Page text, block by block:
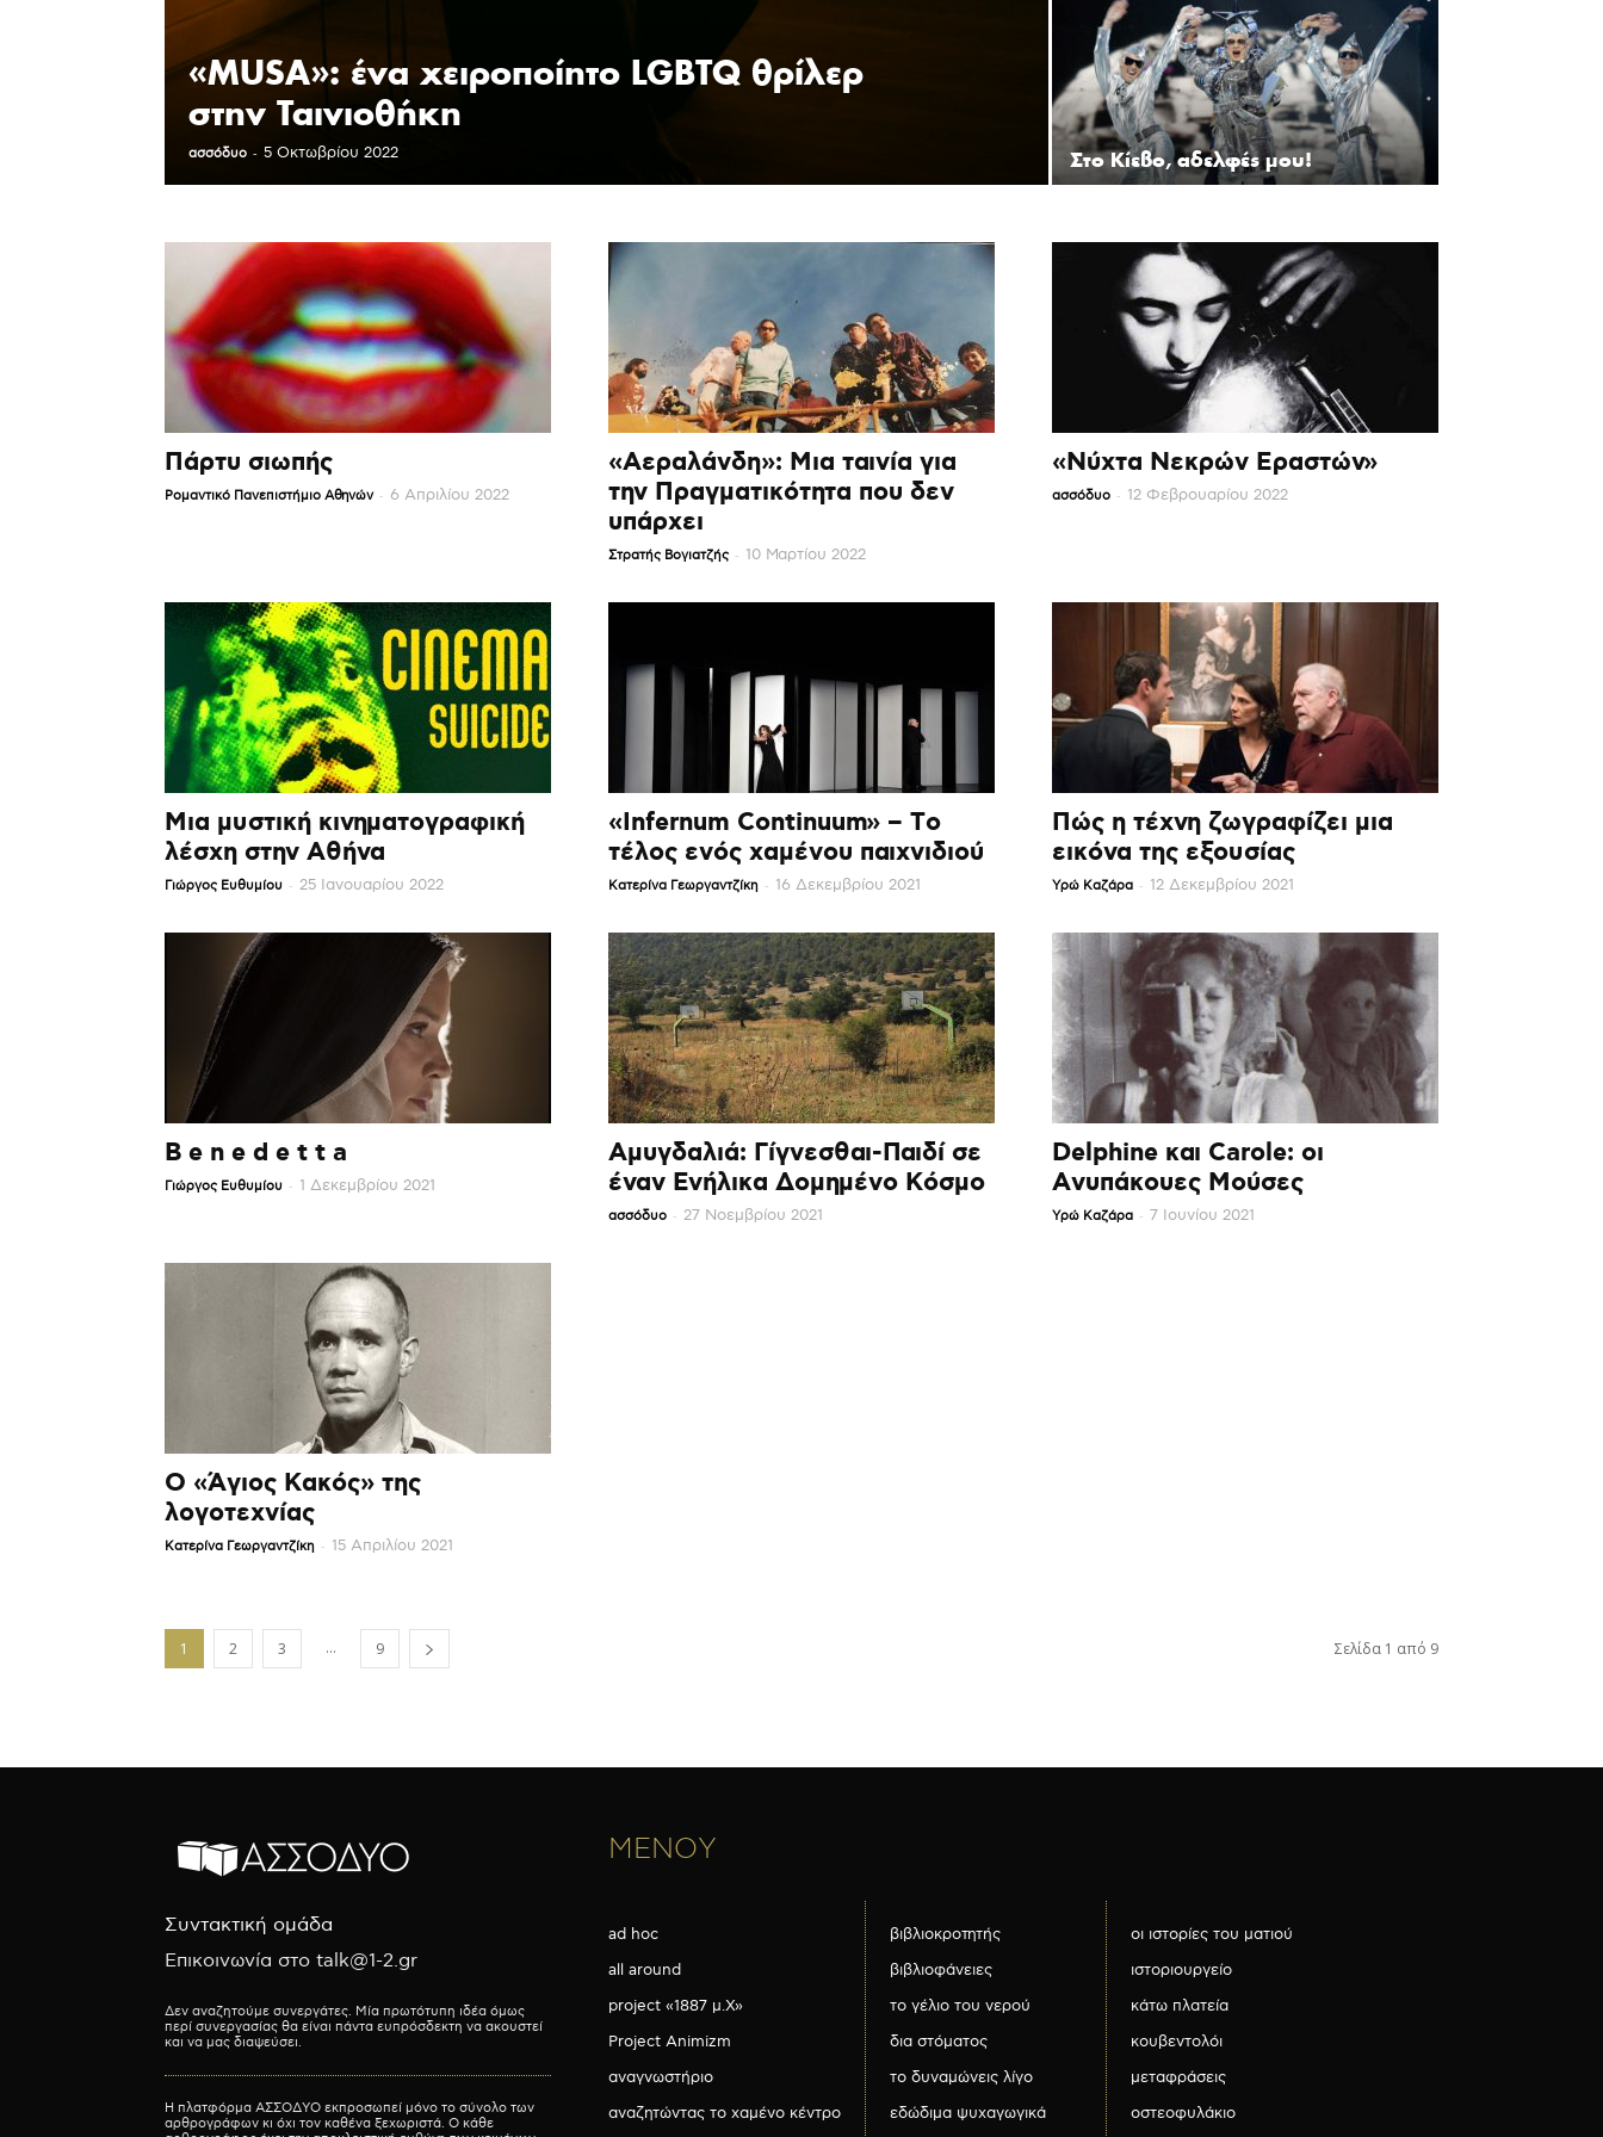
«MUSA»: ένα χειροποίητο LGBTQ θρίλερ
στην Ταινιοθήκη
ασσόδυο - 5 Οκτωβρίου 2022 Στο Κίεβο, αδελφές μου!
Πάρτυ σιωπής
Ρομαντικό Πανεπιστήμιο Αθηνών - 6 Απριλίου 2022
«Αεραλάνδη»: Μια ταινία για
την Πραγματικότητα που δεν
υπάρχει
Στρατής Βογιατζής - 10 Μαρτίου 2022
«Νύχτα Νεκρών Εραστών»
ασσόδυο - 12 Φεβρουαρίου 2022
Μια μυστική κινηματογραφική
λέσχη στην Αθήνα
Γιώργος Ευθυμίου - 25 Ιανουαρίου 2022
«Infernum Continuum» – Το
τέλος ενός χαμένου παιχνιδιού
Κατερίνα Γεωργαντζίκη - 16 Δεκεμβρίου 2021
Πώς η τέχνη ζωγραφίζει μια
εικόνα της εξουσίας
Υρώ Καζάρα - 12 Δεκεμβρίου 2021
B e n e d e t t a
Γιώργος Ευθυμίου - 1 Δεκεμβρίου 2021
Αμυγδαλιά: Γίγνεσθαι-Παιδί σε
έναν Ενήλικα Δομημένο Κόσμο
ασσόδυο - 27 Νοεμβρίου 2021
Delphine και Carole: οι
Ανυπάκουες Μούσες
Υρώ Καζάρα - 7 Ιουνίου 2021
Ο «Άγιος Κακός» της
λογοτεχνίας
Κατερίνα Γεωργαντζίκη - 15 Απριλίου 2021
1 2 3 ... 9 Σελίδα 1 από 9
Συντακτική ομάδα
Επικοινωνία στο talk@1-2.gr
Δεν αναζητούμε συνεργάτες. Μία πρωτότυπη ιδέα όμως
περί συνεργασίας θα είναι πάντα ευπρόσδεκτη να ακουστεί
και να μας διαψεύσει.
Η πλατφόρμα ΑΣΣΟΔΥΟ εκπροσωπεί μόνο το σύνολο των
αρθρογράφων κι όχι τον καθένα ξεχωριστά. Ο κάθε
ΜΕΝΟΥ
ad hoc
all around
project «1887 μ.Χ»
Project Animizm
αναγνωστήριο
αναζητώντας το χαμένο κέντρο
βιβλιοκροτητής
βιβλιοφάνειες
το γέλιο του νερού
δια στόματος
το δυναμώνεις λίγο
εδώδιμα ψυχαγωγικά
οι ιστορίες του ματιού
ιστοριουργείο
κάτω πλατεία
κουβεντολόι
μεταφράσεις
οστεοφυλάκιο